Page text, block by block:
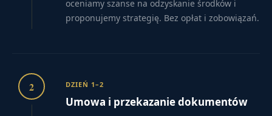
oceniamy szanse na odzyskanie środków i
proponujemy strategię. Bez opłat i zobowiązań.
2 DZIEŃ 1–2
Umowa i przekazanie dokumentów